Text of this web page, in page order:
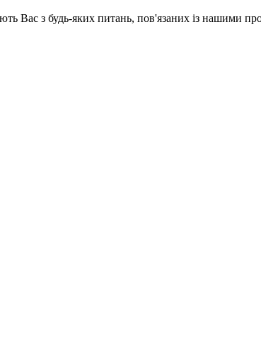
Вас з будь-яких питань, пов'язаних із нашими